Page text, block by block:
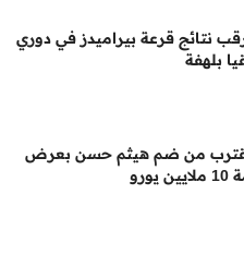
نتائج قرعة بيراميدز في دوري
بلهفة
يقترب من ضم هيثم حسن بعرض